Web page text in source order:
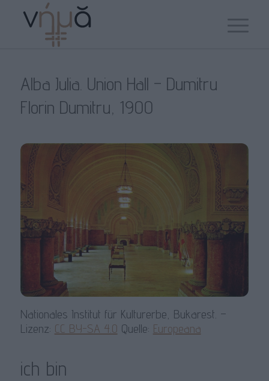
Alba Julia. Union Hall – Dumitru
Florin Dumitru, 1900
Nationales Institut für Kulturerbe, Bukarest. –
Lizenz: CC BY-SA 4.0 Quelle: Europeana
ich bin